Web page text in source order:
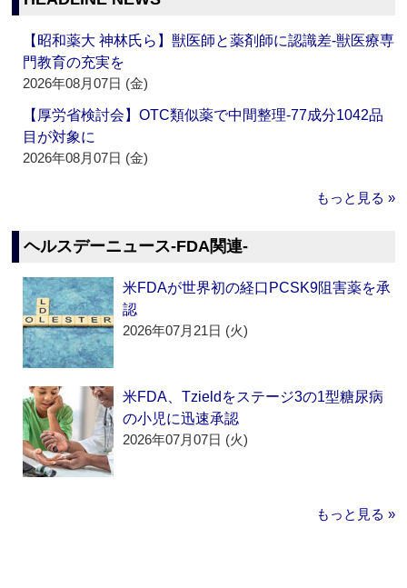
【昭和薬大 神林氏ら】獣医師と薬剤師に認識差‐獣医療専
門教育の充実を
2026年08月07日 (金)
【厚労省検討会】OTC類似薬で中間整理‐77成分1042品
目が対象に
2026年08月07日 (金)
もっと見る »
ヘルスデーニュース‐FDA関連‐
米FDAが世界初の経口PCSK9阻害薬を承
認
2026年07月21日 (火)
米FDA、Tzieldをステージ3の1型糖尿病
の小児に迅速承認
2026年07月07日 (火)
もっと見る »